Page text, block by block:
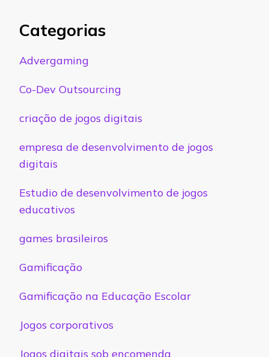
Categorias
Advergaming
Co-Dev Outsourcing
criação de jogos digitais
empresa de desenvolvimento de jogos
digitais
Estudio de desenvolvimento de jogos
educativos
games brasileiros
Gamificação
Gamificação na Educação Escolar
Jogos corporativos
Jogos digitais sob encomenda